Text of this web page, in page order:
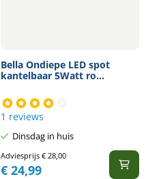
Bella Ondiepe LED spot
kantelbaar 5Watt ro...
1 reviews
Dinsdag in huis
Adviesprijs €28,00
€24,99